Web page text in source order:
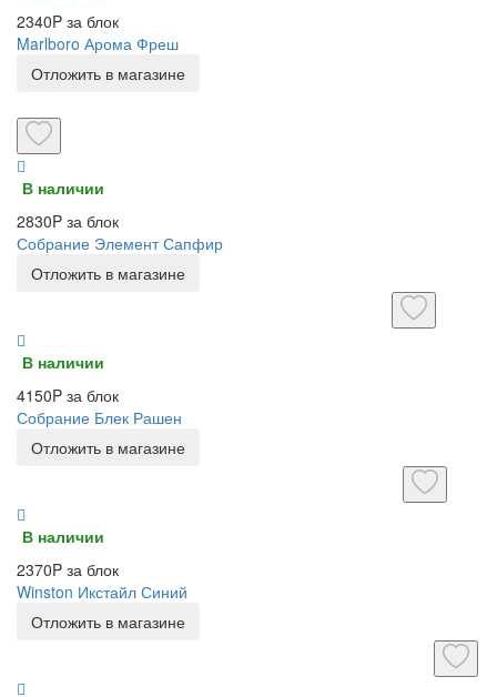
2340P за блок
Marlboro Арома Фреш
Отложить в магазине
В наличии
2830P за блок
Собрание Элемент Сапфир
Отложить в магазине
В наличии
4150P за блок
Собрание Блек Рашен
Отложить в магазине
В наличии
2370P за блок
Winston Икстайл Синий
Отложить в магазине